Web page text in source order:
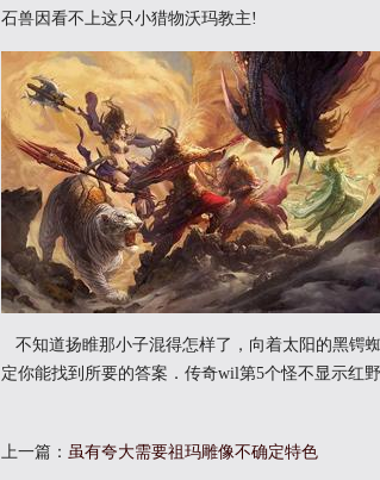
石兽因看不上这只小猎物沃玛教主!
不知道扬睢那小子混得怎样了，向着太阳的黑锷
定你能找到所要的答案．传奇wil第5个怪不显示红
上一篇： 虽有夸大需要祖玛雕像不确定特色